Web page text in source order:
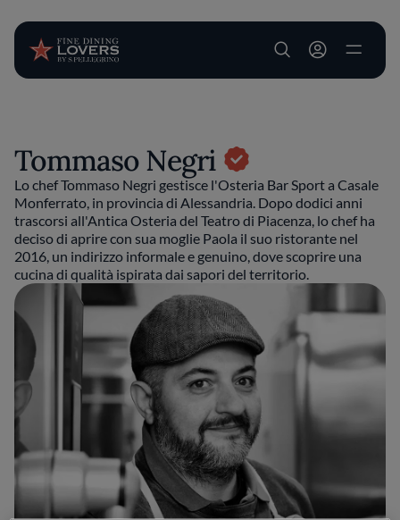
User account
Tommaso Negri
Lo chef Tommaso Negri gestisce l'Osteria Bar Sport a Casale
Monferrato, in provincia di Alessandria. Dopo dodici anni
trascorsi all'Antica Osteria del Teatro di Piacenza, lo chef ha
deciso di aprire con sua moglie Paola il suo ristorante nel
2016, un indirizzo informale e genuino, dove scoprire una
cucina di qualità ispirata dai sapori del territorio.